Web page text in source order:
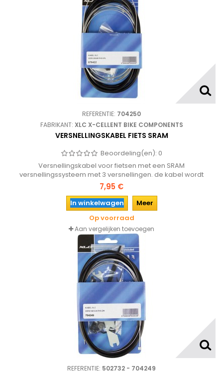
REFERENTIE: 704250
FABRIKANT: XLC X-CELLENT BIKE COMPONENTS
VERSNELLINGSKABEL FIETS SRAM
Beoordeling(en): 0
Versnellingskabel voor fietsen met een SRAM
versnellingssysteem met 3 versnellingen. de kabel wordt
geleverd met de nippels aan de kabel en diverse hulpstukken.
7,95 €
In winkelwagen
Meer
Op voorraad
Aan vergelijken toevoegen
REFERENTIE: 502732 - 704249